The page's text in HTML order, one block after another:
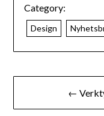
Category:
Design
←